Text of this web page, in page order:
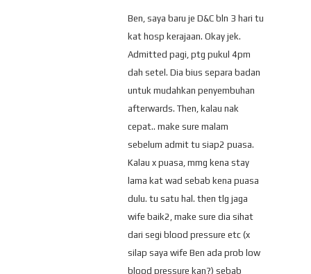
Ben, saya baru je D&C bln 3 hari tu
kat hosp kerajaan. Okay jek.
Admitted pagi, ptg pukul 4pm
dah setel. Dia bius separa badan
untuk mudahkan penyembuhan
afterwards. Then, kalau nak
cepat.. make sure malam
sebelum admit tu siap2 puasa.
Kalau x puasa, mmg kena stay
lama kat wad sebab kena puasa
dulu. tu satu hal. then tlg jaga
wife baik2, make sure dia sihat
dari segi blood pressure etc (x
silap saya wife Ben ada prob low
blood pressure kan?) sebab